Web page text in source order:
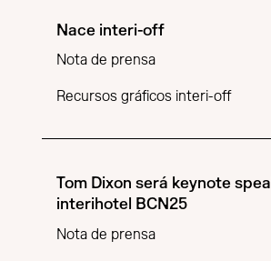
Nace interi-off
Nota de prensa
Recursos gráficos interi-off
Tom Dixon será keynote
interihotel BCN25
Nota de prensa